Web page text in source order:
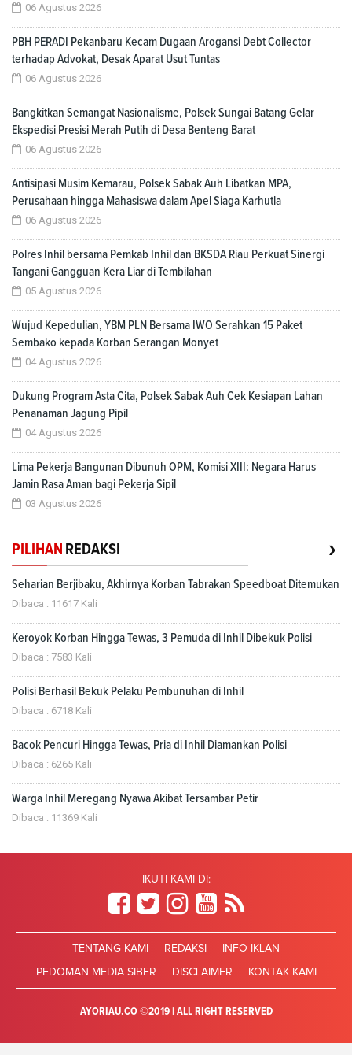
06 Agustus 2026
PBH PERADI Pekanbaru Kecam Dugaan Arogansi Debt Collector
terhadap Advokat, Desak Aparat Usut Tuntas
06 Agustus 2026
Bangkitkan Semangat Nasionalisme, Polsek Sungai Batang Gelar
Ekspedisi Presisi Merah Putih di Desa Benteng Barat
06 Agustus 2026
Antisipasi Musim Kemarau, Polsek Sabak Auh Libatkan MPA,
Perusahaan hingga Mahasiswa dalam Apel Siaga Karhutla
06 Agustus 2026
Polres Inhil bersama Pemkab Inhil dan BKSDA Riau Perkuat Sinergi
Tangani Gangguan Kera Liar di Tembilahan
05 Agustus 2026
Wujud Kepedulian, YBM PLN Bersama IWO Serahkan 15 Paket
Sembako kepada Korban Serangan Monyet
04 Agustus 2026
Dukung Program Asta Cita, Polsek Sabak Auh Cek Kesiapan Lahan
Penanaman Jagung Pipil
04 Agustus 2026
Lima Pekerja Bangunan Dibunuh OPM, Komisi XIII: Negara Harus
Jamin Rasa Aman bagi Pekerja Sipil
03 Agustus 2026
PILIHAN REDAKSI ›
Seharian Berjibaku, Akhirnya Korban Tabrakan Speedboat Ditemukan
Dibaca : 11617 Kali
Keroyok Korban Hingga Tewas, 3 Pemuda di Inhil Dibekuk Polisi
Dibaca : 7583 Kali
Polisi Berhasil Bekuk Pelaku Pembunuhan di Inhil
Dibaca : 6718 Kali
Bacok Pencuri Hingga Tewas, Pria di Inhil Diamankan Polisi
Dibaca : 6265 Kali
Warga Inhil Meregang Nyawa Akibat Tersambar Petir
Dibaca : 11369 Kali
IKUTI KAMI DI:
TENTANG KAMI REDAKSI INFO IKLAN
PEDOMAN MEDIA SIBER DISCLAIMER KONTAK KAMI
AYORIAU.CO ©2019 | ALL RIGHT RESERVED